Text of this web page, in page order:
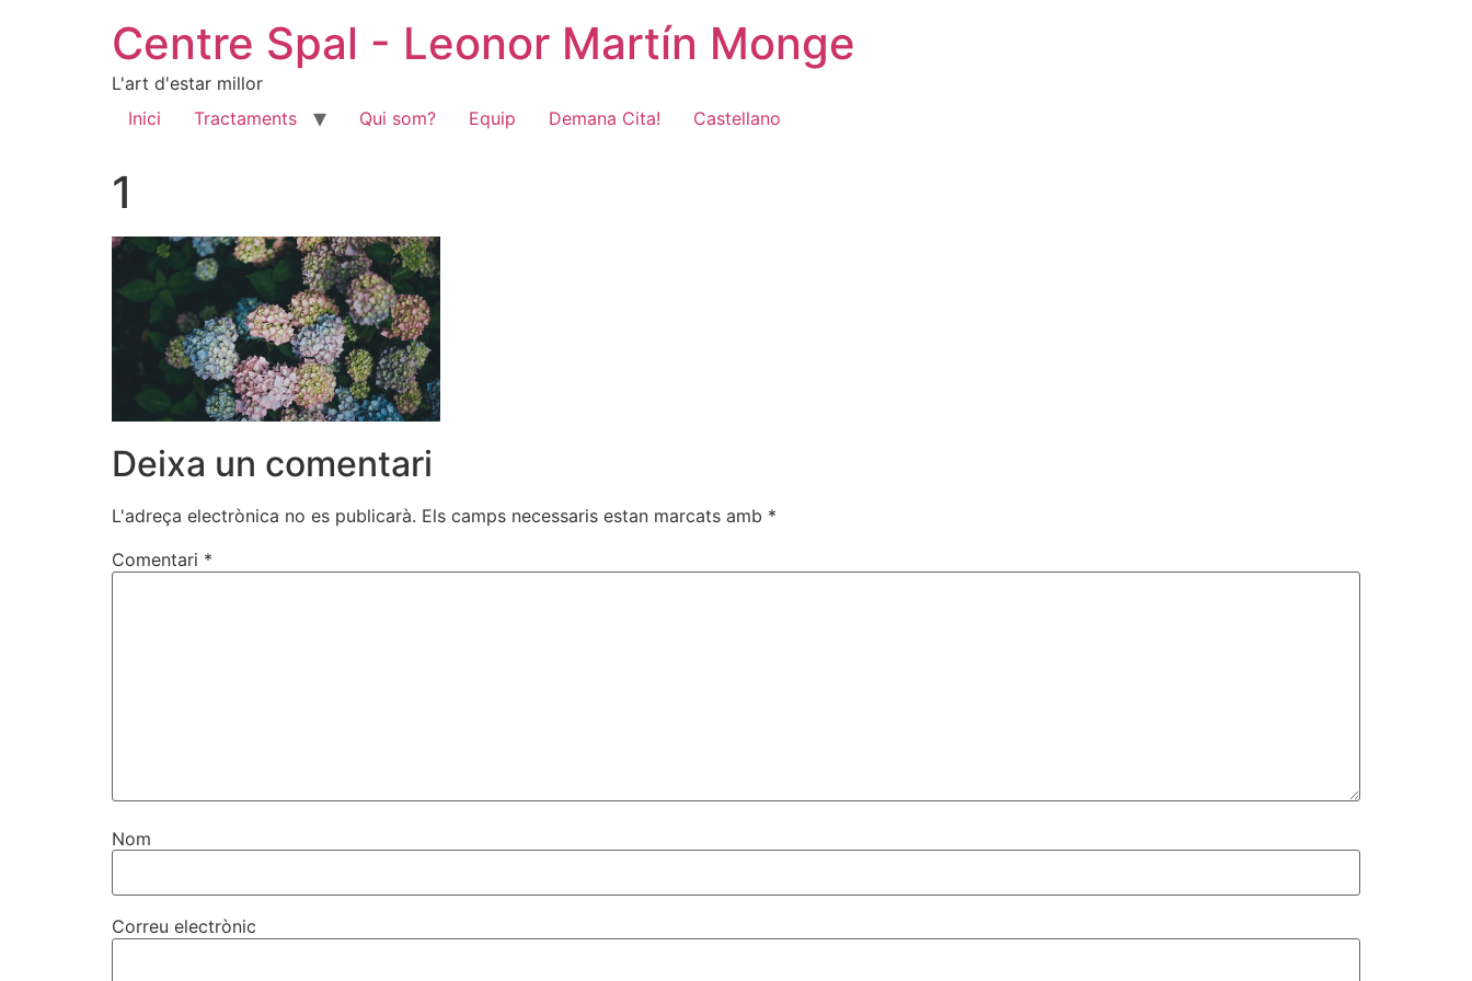
Centre Spal - Leonor Martín Monge
L'art d'estar millor
Inici
Tractaments Qui som? Equip Demana Cita! Castellano
1
Deixa un comentari
L'adreça electrònica no es publicarà. Els camps necessaris estan marcats amb *
Comentari *
Nom
Correu electrònic